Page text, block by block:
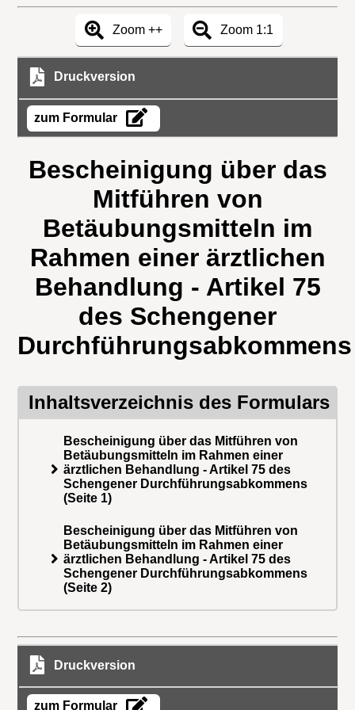
Zoom ++ Zoom 1:1
Druckversion
zum Formular
Bescheinigung über das
Mitführen von
Betäubungsmitteln im
Rahmen einer ärztlichen
Behandlung - Artikel 75
des Schengener
Durchführungsabkommens
Inhaltsverzeichnis des Formulars
Bescheinigung über das Mitführen von
Betäubungsmitteln im Rahmen einer
ärztlichen Behandlung - Artikel 75 des
Schengener Durchführungsabkommens
(Seite 1)
Bescheinigung über das Mitführen von
Betäubungsmitteln im Rahmen einer
ärztlichen Behandlung - Artikel 75 des
Schengener Durchführungsabkommens
(Seite 2)
Druckversion
zum Formular